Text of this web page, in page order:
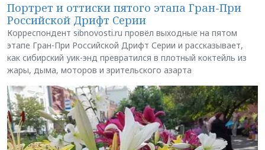
Портрет и оттиски пятого этапа Гран-При
Российской Дрифт Серии
Корреспондент sibnovosti.ru провёл выходные на пятом
этапе Гран-При Российской Дрифт Серии и рассказывает,
как сибирский уик-энд превратился в плотный коктейль из
жары, дыма, моторов и зрительского азарта